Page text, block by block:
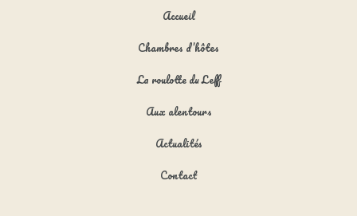
Aller au contenu principal
Aller au contenu secondaireAccueil
Chambres d’hôtes
La roulotte du Leff
Aux alentours
Actualités
Contact